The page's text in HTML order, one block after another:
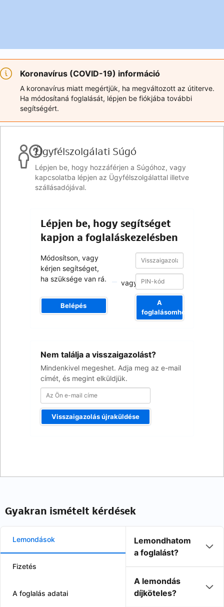
Koronavírus (COVID-19) információ
A koronavírus miatt megértjük, ha megváltozott az útiterve.
Ha módosítaná foglalását, lépjen be fiókjába további
segítségért.
Ügyfélszolgálati Súgó
Lépjen be, hogy hozzáférjen a Súgóhoz, vagy
kapcsolatba lépjen az Ügyfélszolgálattal illetve
szállásadójával.
Lépjen be, hogy segítséget
kapjon a foglaláskezelésben
Módosítson, vagy
kérjen segítséget,
ha szüksége van rá.
Belépés
vagy
Visszaigazolási
szám
Visszaigazolási
szám
A
foglalásomhoz
Nem találja a visszaigazolást?
Mindenkivel megeshet. Adja meg az e-mail
címét, és megint elküldjük.
Visszaigazolás újraküldése
Gyakran ismételt kérdések
Lemondások
Fizetés
A foglalás adatai
Lemondhatom
a foglalást?
A lemondás
díjköteles?